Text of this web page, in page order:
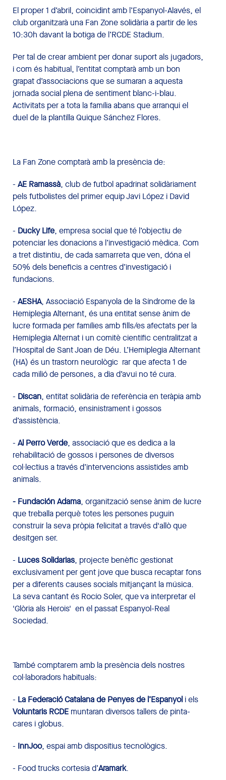
El proper 1 d’abril, coincidint amb l’Espanyol-Alavés, el
club organitzarà una Fan Zone solidària a partir de les
10:30h davant la botiga de l’RCDE Stadium.
Per tal de crear ambient per donar suport als jugadors,
i com és habitual, l’entitat comptarà amb un bon
grapat d’associacions que se sumaran a aquesta
jornada social plena de sentiment blanc-i-blau.
Activitats per a tota la família abans que arranqui el
duel de la plantilla Quique Sánchez Flores.
La Fan Zone comptarà amb la presència de:
- AE Ramassà, club de futbol apadrinat solidàriament
pels futbolistes del primer equip Javi López i David
López.
- Ducky Life, empresa social que té l’objectiu de
potenciar les donacions a l’investigació mèdica. Com
a tret distintiu, de cada samarreta que ven, dóna el
50% dels beneficis a centres d’investigació i
fundacions.
- AESHA, Associació Espanyola de la Síndrome de la
Hemiplegia Alternant, és una entitat sense ànim de
lucre formada per famílies amb fills/es afectats per la
Hemiplegia Alternat i un comitè científic centralitzat a
l’Hospital de Sant Joan de Déu. L’Hemiplegia Alternant
(HA) és un trastorn neurològic rar que afecta 1 de
cada milió de persones, a dia d’avui no té cura.
- Discan, entitat solidària de referència en teràpia amb
animals, formació, ensinistrament i gossos
d’assistència.
- Al Perro Verde, associació que es dedica a la
rehabilitació de gossos i persones de diversos
col·lectius a través d’intervencions assistides amb
animals.
- Fundación Adama, organització sense ànim de lucre
que treballa perquè totes les persones puguin
construir la seva pròpia felicitat a través d'allò que
desitgen ser.
- Luces Solidarias, projecte benèfic gestionat
exclusivament per gent jove que busca recaptar fons
per a diferents causes socials mitjançant la música.
La seva cantant és Rocío Soler, que va interpretar el
'Glòria als Herois' en el passat Espanyol-Real
Sociedad.
També comptarem amb la presència dels nostres
col·laboradors habituals:
- La Federació Catalana de Penyes de l’Espanyol i els
Voluntaris RCDE muntaran diversos tallers de pinta-
cares i globus.
- InnJoo, espai amb dispositius tecnològics.
- Food trucks cortesia d’Aramark.